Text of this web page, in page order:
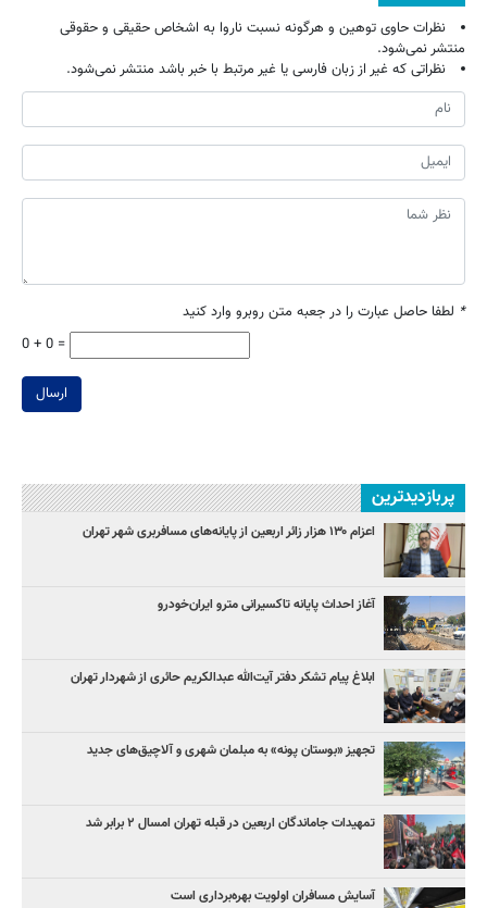
نظرات حاوی توهین و هرگونه نسبت ناروا به اشخاص حقیقی و حقوقی
منتشر نمی‌شود.
نظراتی که غیر از زبان فارسی یا غیر مرتبط با خبر باشد منتشر نمی‌شود.
* لطفا حاصل عبارت را در جعبه متن روبرو وارد کنید
0 + 0 =
ارسال
پربازدیدترین
اعزام ۱۳۰ هزار زائر اربعین از پایانه‌های مسافربری شهر تهران
آغاز احداث پایانه تاکسیرانی مترو ایران‌خودرو
ابلاغ پیام تشکر دفتر آیت‌الله عبدالکریم حائری از شهردار تهران
تجهیز «بوستان پونه» به مبلمان شهری و آلاچیق‌های جدید
تمهیدات جاماندگان اربعین در قبله تهران امسال ۲ برابر شد
آسایش مسافران اولویت بهره‌برداری است